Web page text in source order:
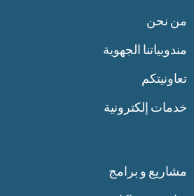
من نحن
مندوبياتنا الجهوية
تعاونيتكم
خدمات إلكترونية
مشاريع و برامج